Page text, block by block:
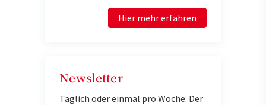
Hier mehr erfahren
Newsletter
Täglich oder einmal pro Woche: Der